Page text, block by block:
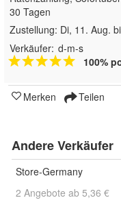
30 Tagen
Zustellung: Di, 11. Aug.
Verkäufer: d-m-s
100%
Merken Teilen
Andere Verkäufer
Store-Germany
2 Angebote ab 5,36 €